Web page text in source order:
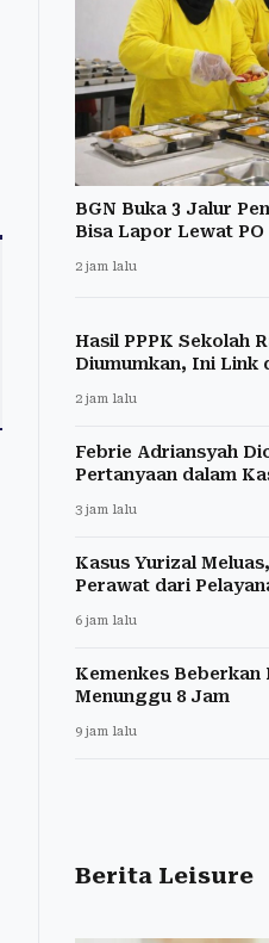
BGN Buka 3 Jalur
Bisa Lapor Lewat PO
2 jam lalu
Hasil PPPK Sekolah
Diumumkan, Ini Link
2 jam lalu
Febrie Adriansyah
Pertanyaan dalam
3 jam lalu
Kasus Yurizal
Perawat dari
6 jam lalu
Kemenkes Beberkan
Menunggu 8 Jam
9 jam lalu
Berita Leisure